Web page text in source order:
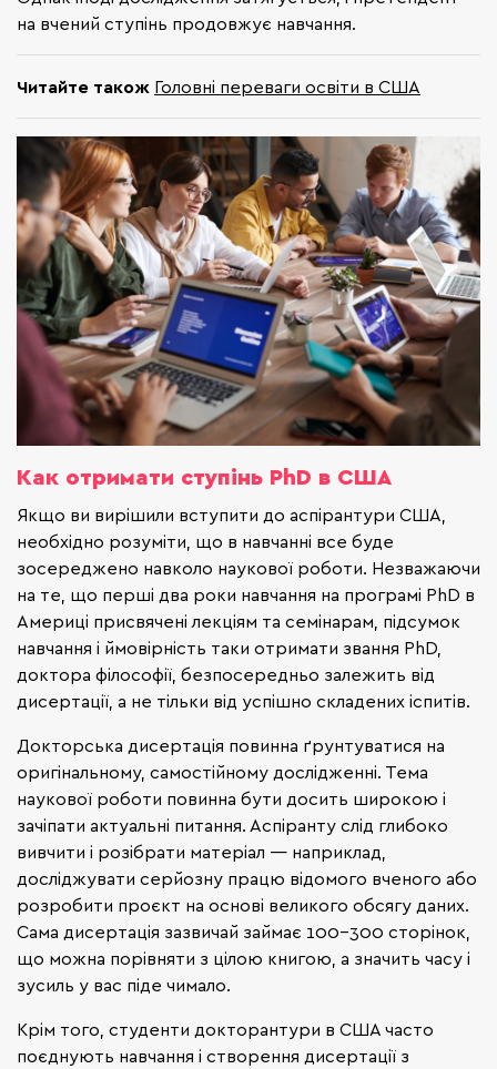
на вчений ступінь продовжує навчання.
Читайте також Головні переваги освіти в США
Как отримати ступінь PhD в США
Якщо ви вирішили вступити до аспірантури США,
необхідно розуміти, що в навчанні все буде
зосереджено навколо наукової роботи. Незважаючи
на те, що перші два роки навчання на програмі PhD в
Америці присвячені лекціям та семінарам, підсумок
навчання і ймовірність таки отримати звання PhD,
доктора філософії, безпосередньо залежить від
дисертації, а не тільки від успішно складених іспитів.
Докторська дисертація повинна ґрунтуватися на
оригінальному, самостійному дослідженні. Тема
наукової роботи повинна бути досить широкою і
зачіпати актуальні питання. Аспіранту слід глибоко
вивчити і розібрати матеріал — наприклад,
досліджувати серйозну працю відомого вченого або
розробити проєкт на основі великого обсягу даних.
Сама дисертація зазвичай займає 100-300 сторінок,
що можна порівняти з цілою книгою, а значить часу і
зусиль у вас піде чимало.
Крім того, студенти докторантури в США часто
поєднують навчання і створення дисертації з